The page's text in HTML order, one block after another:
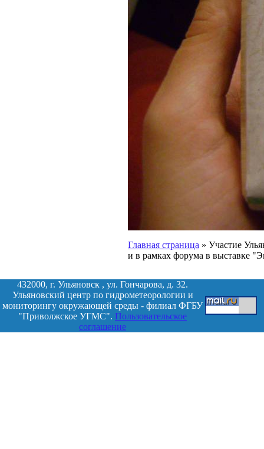
Главная страница » Участие
и в рамках форума в выставке
432000, г. Ульяновск , ул. Гончарова, д. 32.
Ульяновский центр по гидрометеорологии и
мониторингу окружающей среды - филиал ФГБУ
"Приволжское УГМС". Пользовательское
соглашение